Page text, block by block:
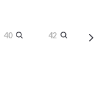
40 42